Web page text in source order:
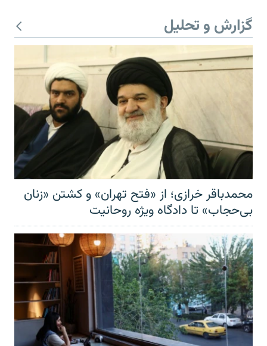
گزارش و تحلیل
محمدباقر خرازی؛ از «فتح تهران» و کشتن «زنان
بی‌حجاب» تا دادگاه ویژه روحانیت